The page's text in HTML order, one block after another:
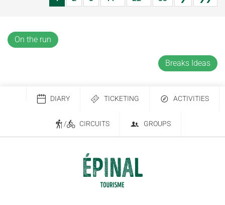
On the run
Breaks Ideas
DIARY TICKETING ACTIVITIES
/ CIRCUITS GROUPS